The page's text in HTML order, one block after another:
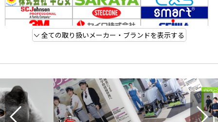
全ての取り扱いメーカー・ブランドを表示する